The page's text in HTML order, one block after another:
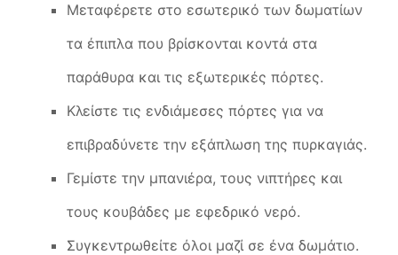
Μεταφέρετε στο εσωτερικό των δωματίων
τα έπιπλα που βρίσκονται κοντά στα
παράθυρα και τις εξωτερικές πόρτες.
Κλείστε τις ενδιάμεσες πόρτες για να
επιβραδύνετε την εξάπλωση της πυρκαγιάς.
Γεμίστε την μπανιέρα, τους νιπτήρες και
τους κουβάδες με εφεδρικό νερό.
Συγκεντρωθείτε όλοι μαζί σε ένα δωμάτιο.